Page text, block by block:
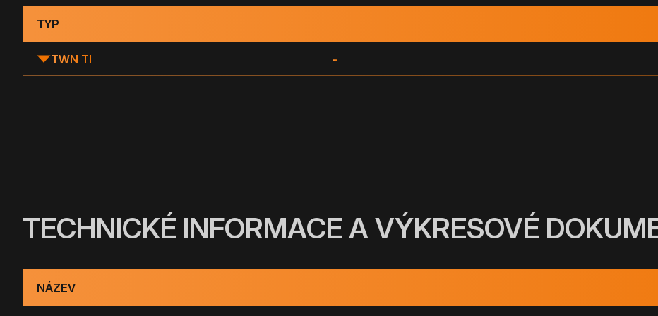
TYP
TWN TI -
TECHNICKÉ INFORMACE A VÝKRESOVÉ
NÁZEV